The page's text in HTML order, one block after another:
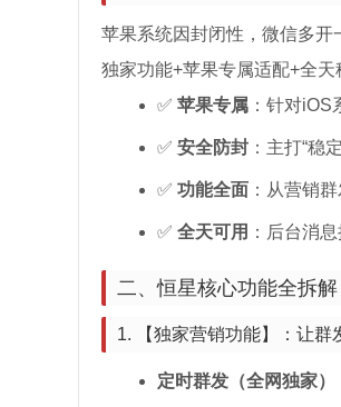
苹果系统因封闭性，微信多
独家功能+苹果专属适配+全天
✅ 苹果专属：针对iOS
✅ 安全防封：主打“稳
✅ 功能全面：从营销群
✅ 全天可用 ：后台消
二、恒星核心功能全拆解
1. 【独家营销功能】：让群
定时群发（全网独家）